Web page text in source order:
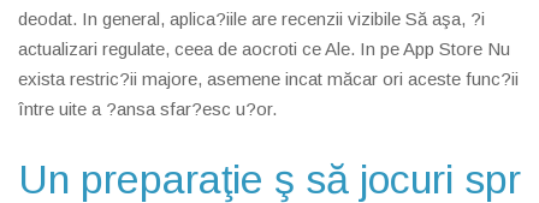
deodat. In general, aplica?iile are recenzii vizibile Să aşa, ?i
actualizari regulate, ceea de aocroti ce Ale. In pe App Store Nu
exista restric?ii majore, asemene incat măcar ori aceste func?ii
între uite a ?ansa sfar?esc u?or.
Un preparaţie ş să jocuri spr